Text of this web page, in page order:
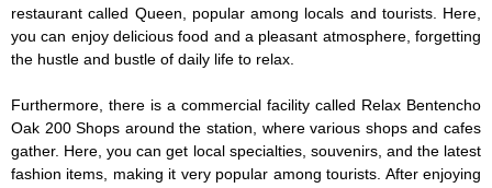
restaurant called Queen, popular among locals and tourists. Here,
you can enjoy delicious food and a pleasant atmosphere, forgetting
the hustle and bustle of daily life to relax.
Furthermore, there is a commercial facility called Relax Bentencho
Oak 200 Shops around the station, where various shops and cafes
gather. Here, you can get local specialties, souvenirs, and the latest
fashion items, making it very popular among tourists. After enjoying